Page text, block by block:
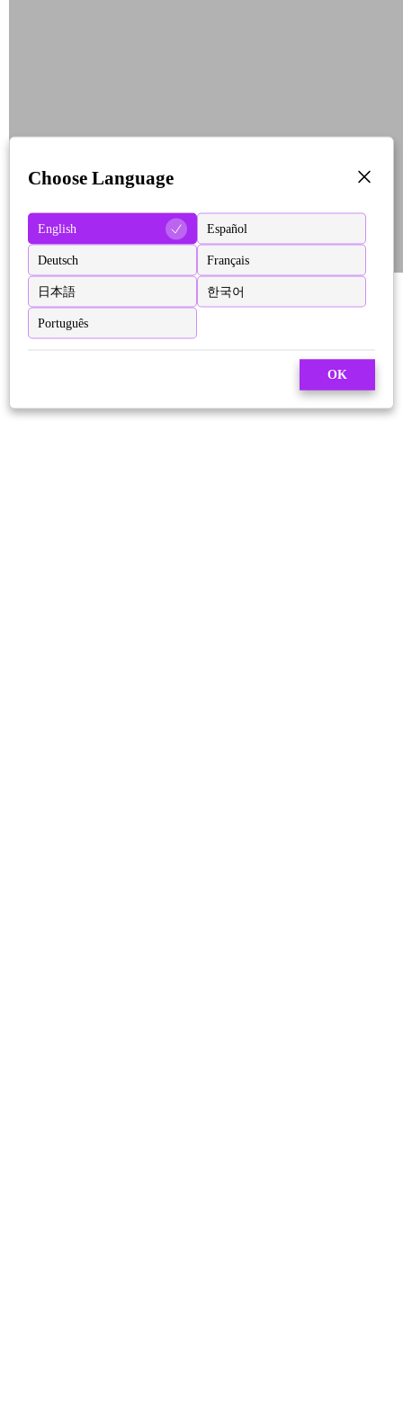
Choose Language
English Español
Deutsch Français
日本語 한국어
Português
OK